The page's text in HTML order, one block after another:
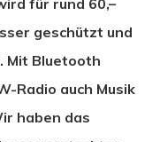
geschützt und
Mit Bluetooth
Radio auch Musik
haben das